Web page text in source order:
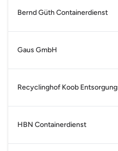
Bernd Güth Containerdienst
Gaus GmbH
Recyclinghof Koob
HBN Containerdienst